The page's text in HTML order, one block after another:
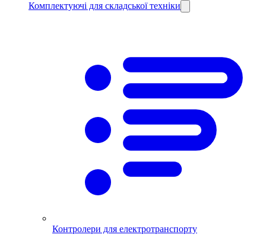
Комплектуючі для складської техніки
Контролери для електротранспорту